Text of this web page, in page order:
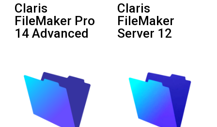
Claris
FileMaker Pro
14 Advanced
Claris
FileMaker
Server 12